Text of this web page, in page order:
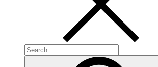
Search
for: